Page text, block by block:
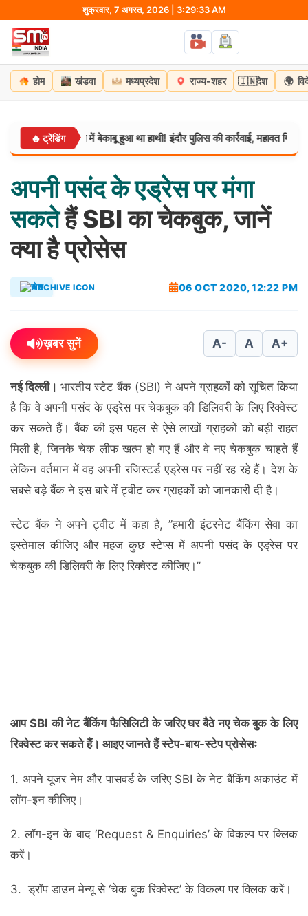
content
शुक्रवार, 7 अगस्त, 2026 | 3:29:34 AM
होम खंडवा मध्यप्रदेश राज्य-शहर 🇮🇳देश 🌍
🔥 ट्रेंडिंग
के तनाव में बेकाबू हुआ था हाथी! इंदौर पुलिस की कार्रवाई, महावत गिरफ्तार
अपनीपसंदकेएड्रेसपरमंगा
सकतेहैं SBI का चेकबुक, जानें
क्या है प्रोसेस
खेल 06 OCT 2020, 12:22 PM
ख़बर सुनें A- A A+
नई दिल्ली। भारतीय स्टेट बैंक (SBI) ने अपने ग्राहकों को सूचित किया
है कि वे अपनी पसंद के एड्रेस पर चेकबुक की डिलिवरी के लिए रिक्वेस्ट
कर सकते हैं। बैंक की इस पहल से ऐसे लाखों ग्राहकों को बड़ी राहत
मिली है, जिनके चेक लीफ खत्म हो गए हैं और वे नए चेकबुक चाहते हैं
लेकिन वर्तमान में वह अपनी रजिस्टर्ड एड्रेस पर नहीं रह रहे हैं। देश के
सबसे बड़े बैंक ने इस बारे में ट्वीट कर ग्राहकों को जानकारी दी है।
स्टेट बैंक ने अपने ट्वीट में कहा है, ”हमारी इंटरनेट बैंकिंग सेवा का
इस्तेमाल कीजिए और महज कुछ स्टेप्स में अपनी पसंद के एड्रेस पर
चेकबुक की डिलिवरी के लिए रिक्वेस्ट कीजिए।”
आप SBI की नेट बैंकिंग फैसिलिटी के जरिए घर बैठे नए चेक बुक के लिए
रिक्वेस्ट कर सकते हैं। आइए जानते हैं स्टेप-बाय-स्टेप प्रोसेसः
1. अपने यूजर नेम और पासवर्ड के जरिए SBI के नेट बैंकिंग अकाउंट में
लॉग-इन कीजिए।
2. लॉग-इन के बाद ‘Request & Enquiries’ के विकल्प पर क्लिक
करें।
3. ड्रॉप डाउन मेन्यू से ‘चेक बुक रिक्वेस्ट’ के विकल्प पर क्लिक करें।